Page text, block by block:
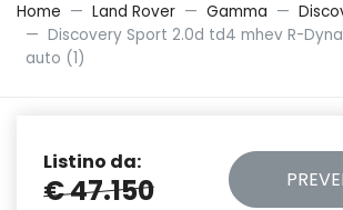
Home Land Rover Gamma
Discovery Sport 2.0d td4 mhev R-
auto (1)
Listino da:
€ 47.150